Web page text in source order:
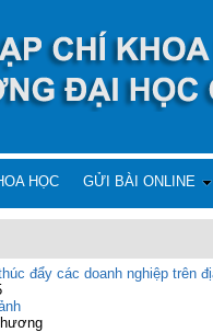
HỌC GỬI BÀI ONLINE
đẩy các doanh nghiệp trên